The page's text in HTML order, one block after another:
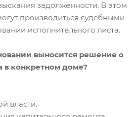
задолженности. В этом
производиться судебными
исполнительного листа.
выносится решение о
в конкретном доме?
власти.